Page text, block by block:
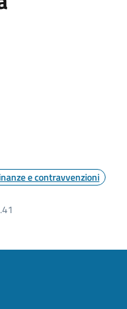
e contravvenzioni